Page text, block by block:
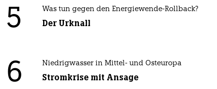
5 Was tun gegen den Energiewende-Rollback?
Der Urknall
6 Niedrigwasser in Mittel- und Osteuropa
Stromkrise mit Ansage